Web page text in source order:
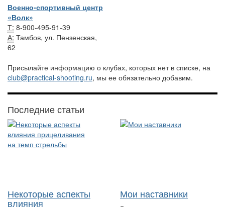
Военно-спортивный центр
«Волк»
Т: 8-900-495-91-39
А: Тамбов, ул. Пензенская,
62
Присылайте информацию о клубах, которых нет в списке, на
club@practical-shooting.ru, мы ее обязательно добавим.
Последние статьи
Некоторые аспекты
влияния
Мои наставники